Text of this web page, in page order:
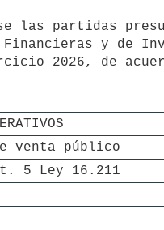
Financieras y de
2026, de
venta público
5 Ley 16.211